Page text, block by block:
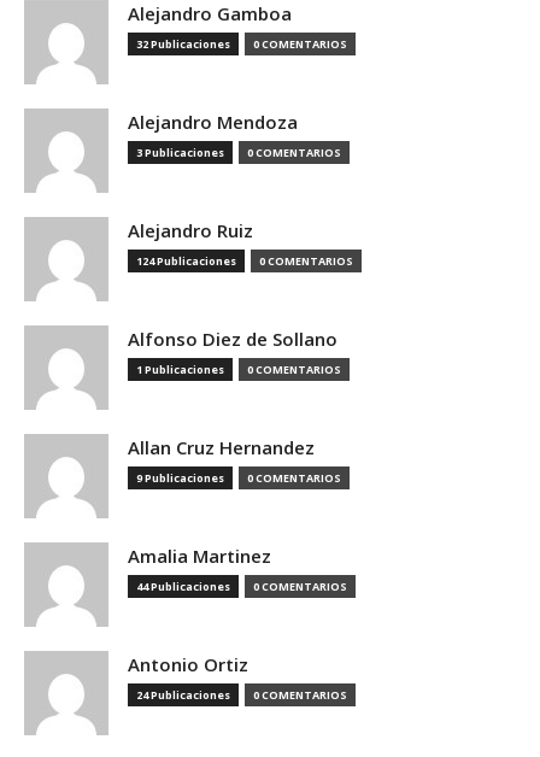
Alejandro Gamboa
32 Publicaciones 0 COMENTARIOS
Alejandro Mendoza
3 Publicaciones 0 COMENTARIOS
Alejandro Ruiz
124 Publicaciones 0 COMENTARIOS
Alfonso Diez de Sollano
1 Publicaciones 0 COMENTARIOS
Allan Cruz Hernandez
9 Publicaciones 0 COMENTARIOS
Amalia Martinez
44 Publicaciones 0 COMENTARIOS
Antonio Ortiz
24 Publicaciones 0 COMENTARIOS